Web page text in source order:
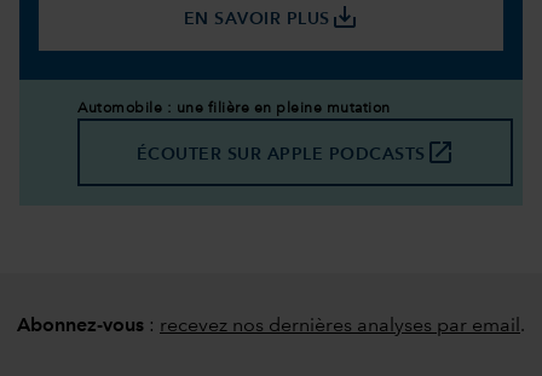
EN SAVOIR PLUS save_alt
Automobile : une filière en pleine mutation
ÉCOUTER SUR APPLE PODCASTS launch
Abonnez-vous : recevez nos dernières analyses par email .